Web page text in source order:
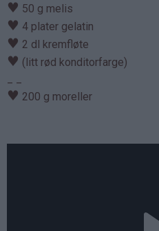
♥ 50 g melis
♥ 4 plater gelatin
♥ 2 dl kremfløte
♥ (litt rød konditorfarge)
♥ 200 g moreller